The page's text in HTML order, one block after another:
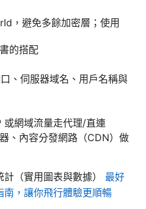
，避免多餘加密層；使用
的搭配
、伺服器域名、用戶名稱與
或網域流量走代理/直連
、內容分發網路（CDN）做
（實用圖表與數據） 最好
南，讓你飛行體驗更順暢